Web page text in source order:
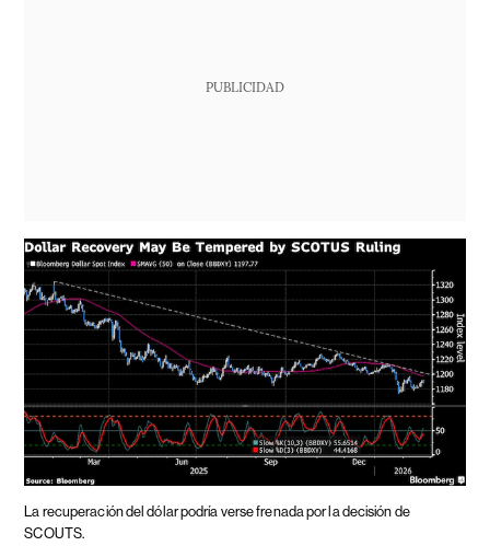
PUBLICIDAD
La recuperación del dólar podría verse frenada por la decisión de
SCOUTS.